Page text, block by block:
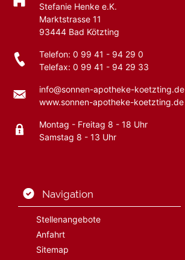
Stefanie Henke e.K.
Marktstrasse 11
93444 Bad Kötzting
Telefon: 0 99 41 - 94 29 0
Telefax: 0 99 41 - 94 29 33
info@sonnen-apotheke-koetzting.de
www.sonnen-apotheke-koetzting.de
Montag - Freitag 8 - 18 Uhr
Samstag 8 - 13 Uhr
Navigation
Stellenangebote
Anfahrt
Sitemap